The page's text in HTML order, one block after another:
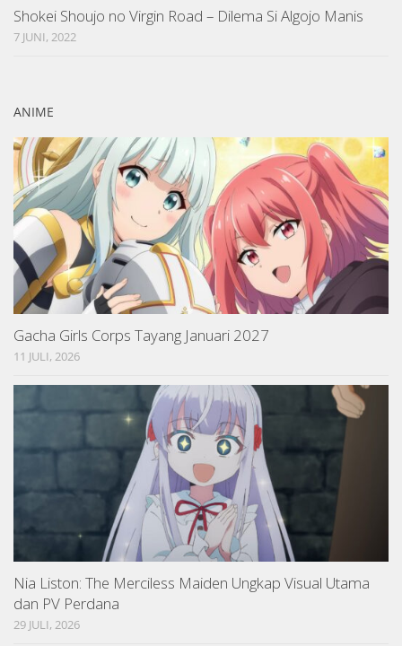
Shokei Shoujo no Virgin Road – Dilema Si Algojo Manis
7 JUNI, 2022
ANIME
Gacha Girls Corps Tayang Januari 2027
11 JULI, 2026
Nia Liston: The Merciless Maiden Ungkap Visual Utama
dan PV Perdana
29 JULI, 2026